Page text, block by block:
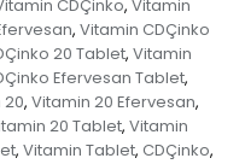
CDÇinko, Vitamin
, Vitamin CDÇinko
20 Tablet, Vitamin
Efervesan Tablet,
20, Vitamin 20 Efervesan,
20 Tablet, Vitamin
, Vitamin Tablet, CDÇinko,